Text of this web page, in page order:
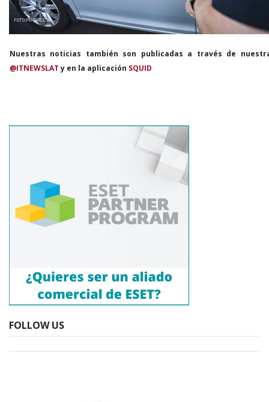
Nuestras noticias también son publicadas a través de
@ITNEWSLATy en la aplicación SQUID
FOLLOW US